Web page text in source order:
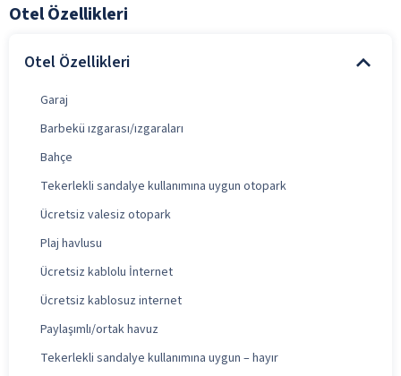
Otel Özellikleri
Otel Özellikleri
Garaj
Barbekü ızgarası/ızgaraları
Bahçe
Tekerlekli sandalye kullanımına uygun otopark
Ücretsiz valesiz otopark
Plaj havlusu
Ücretsiz kablolu İnternet
Ücretsiz kablosuz internet
Paylaşımlı/ortak havuz
Tekerlekli sandalye kullanımına uygun – hayır